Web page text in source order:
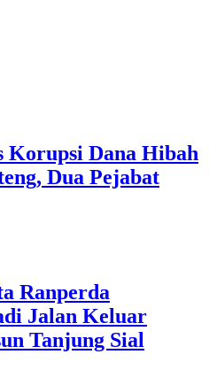
Korupsi Dana Hibah
Dua Pejabat
Ranperda
Jalan Keluar
Tanjung Sial